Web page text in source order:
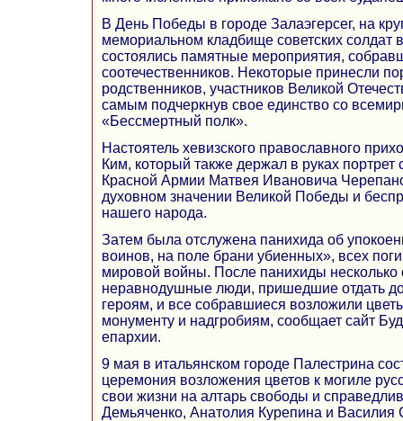
В День Победы в городе Залаэгерсег, на
мемориальном кладбище советских солдат
состоялись памятные мероприятия,
соотечественников. Некоторые принесли
родственников, участников Великой
самым подчеркнув свое единство со
«Бессмертный полк».
Настоятель хевизского православного
Ким, который также держал в руках портрет
Красной Армии Матвея Ивановича
духовном значении Великой Победы и
нашего народа.
Затем была отслужена панихида об
воинов, на поле брани убиенных», всех
мировой войны. После панихиды несколько
неравнодушные люди, пришедшие отдать
героям, и все собравшиеся возложили
монументу и надгробиям, сообщает сайт
епархии.
9 мая в итальянском городе Палестрина
церемония возложения цветов к могиле
свои жизни на алтарь свободы и
Демьяченко, Анатолия Курепина и Василия